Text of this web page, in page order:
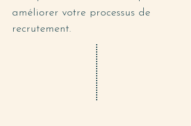
améliorer votre processus de
recrutement.